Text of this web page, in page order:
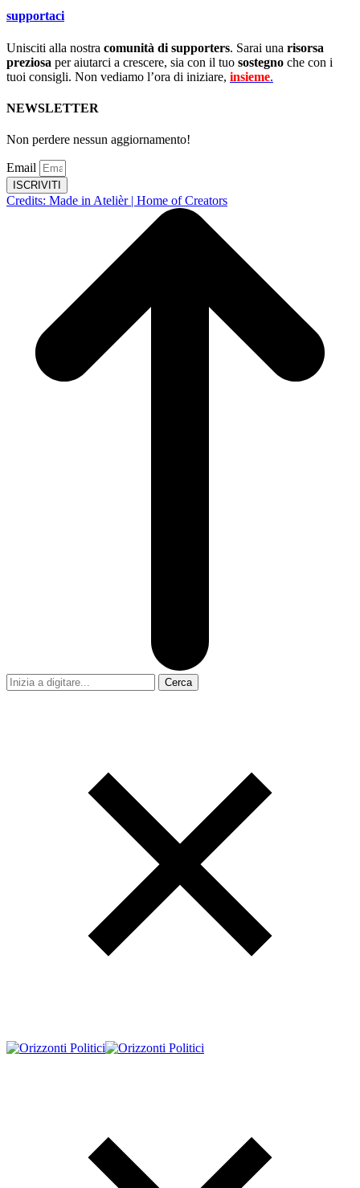
supportaci
Unisciti alla nostra comunità di supporters. Sarai una risorsa
preziosa per aiutarci a crescere, sia con il tuo sostegno che con i
tuoi consigli. Non vediamo l’ora di iniziare, insieme.
NEWSLETTER
Non perdere nessun aggiornamento!
Email
ISCRIVITI
Credits: Made in Atelièr | Home of Creators
Cerca